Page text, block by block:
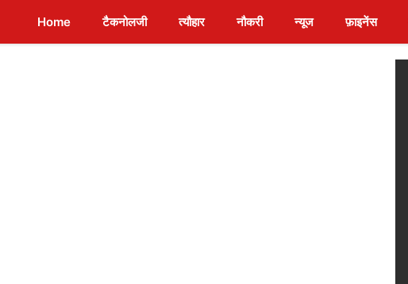
Home टैकनोलजी त्यौहार नौकरी न्यूज फ़ाइनेंस